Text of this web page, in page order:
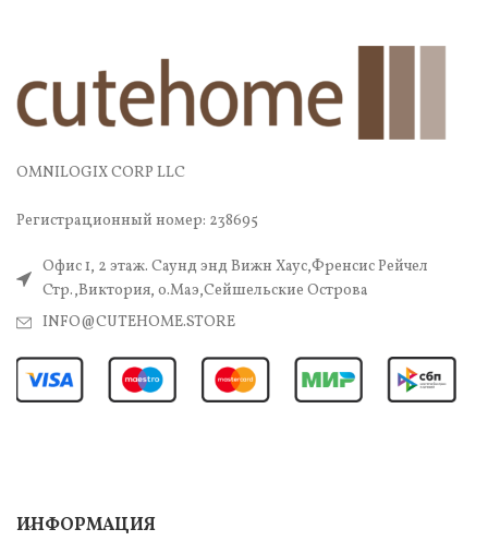
OMNILOGIX CORP LLC
Регистрационный номер: 238695
Офис 1, 2 этаж. Саунд энд Вижн Хаус,Френсис Рейчел
Стр.,Виктория, о.Маэ,Сейшельские Острова
INFO@CUTEHOME.STORE
ИНФОРМАЦИЯ